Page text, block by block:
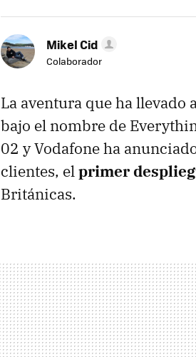
Mikel Cid
Colaborador
La aventura que ha llevado
bajo el nombre de
02 y Vodafone ha
clientes, elprimer
Británicas.